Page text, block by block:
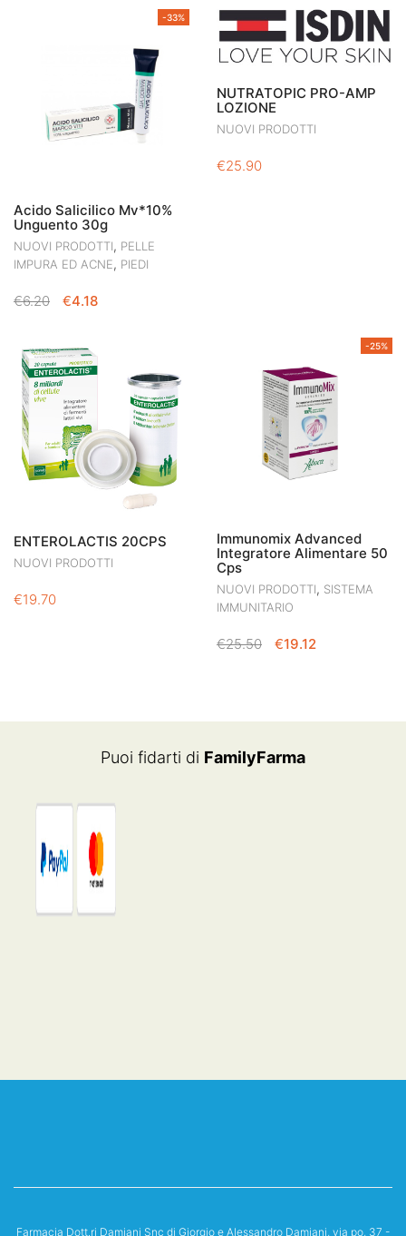
-33%
Acido Salicilico Mv*10%
Unguento 30g
NUOVI PRODOTTI, PELLE
IMPURA ED ACNE, PIEDI
€6.20
IL
ERA:
€6.20.
€4.18IL
È:
€4.18.
NUTRATOPIC PRO-AMP
LOZIONE
NUOVI PRODOTTI
€25.90
ENTEROLACTIS 20CPS
NUOVI PRODOTTI
€19.70
-25%
Immunomix Advanced
Integratore Alimentare 50
Cps
NUOVI PRODOTTI, SISTEMA
IMMUNITARIO
€25.50
IL
€25.50.
€19.12
€19.12.
Puoi fidarti di FamilyFarma
Farmacia Dott.ri Damiani Snc di Giorgio e Alessandro Damiani, via po, 37 -